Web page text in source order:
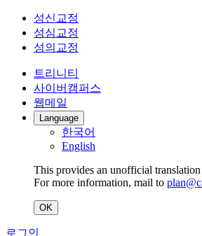
성신교정
성심교정
성의교정
트리니티
사이버캠퍼스
웹메일
Language
한국어
English
This provides an unofficial
For more information, mail to
OK
로그인